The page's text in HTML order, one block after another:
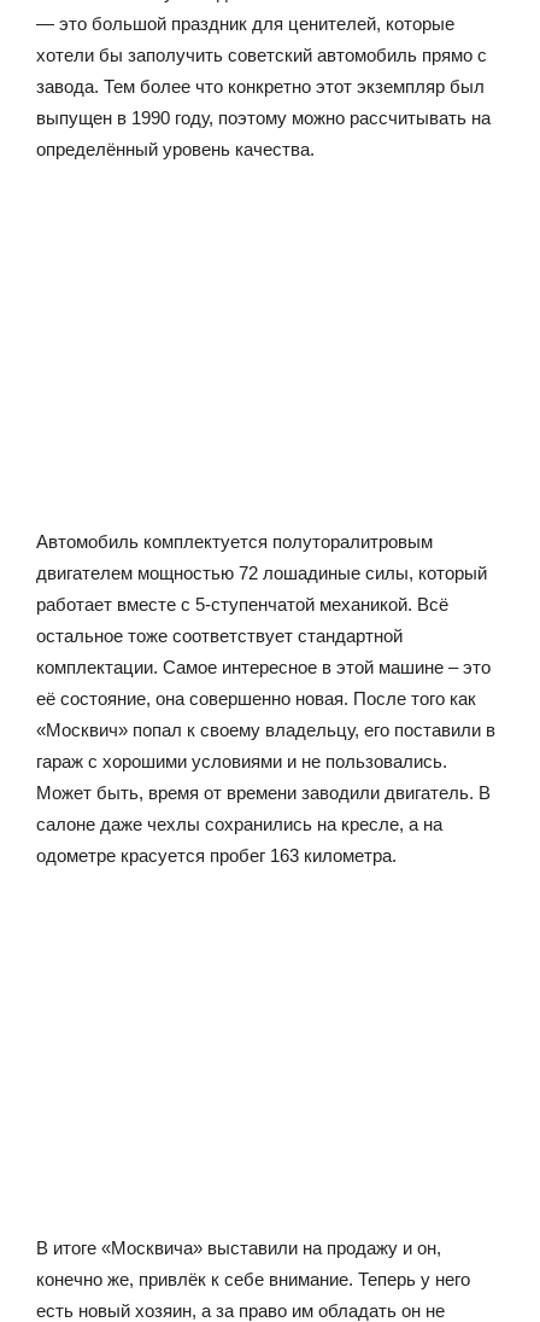
— это большой праздник для ценителей, которые
хотели бы заполучить советский автомобиль прямо с
завода. Тем более что конкретно этот экземпляр был
выпущен в 1990 году, поэтому можно рассчитывать на
определённый уровень качества.
Автомобиль комплектуется полуторалитровым
двигателем мощностью 72 лошадиные силы, который
работает вместе с 5-ступенчатой механикой. Всё
остальное тоже соответствует стандартной
комплектации. Самое интересное в этой машине – это
её состояние, она совершенно новая. После того как
«Москвич» попал к своему владельцу, его поставили в
гараж с хорошими условиями и не пользовались.
Может быть, время от времени заводили двигатель. В
салоне даже чехлы сохранились на кресле, а на
одометре красуется пробег 163 километра.
В итоге «Москвича» выставили на продажу и он,
конечно же, привлёк к себе внимание. Теперь у него
есть новый хозяин, а за право им обладать он не